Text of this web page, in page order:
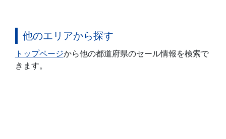
他のエリアから探す
トップページから他の都道府県のセール情報を検索で
きます。